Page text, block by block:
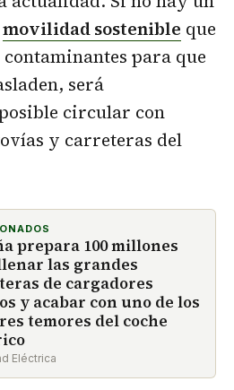
movilidad sostenible que
para que
será
circular con
y carreteras del
prepara 100 millones
las grandes
de cargadores
y acabar con uno de los
temores del coche
Eléctrica